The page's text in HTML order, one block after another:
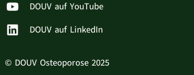
DOUV auf YouTube
DOUV auf LinkedIn
© DOUV Osteoporose 2025